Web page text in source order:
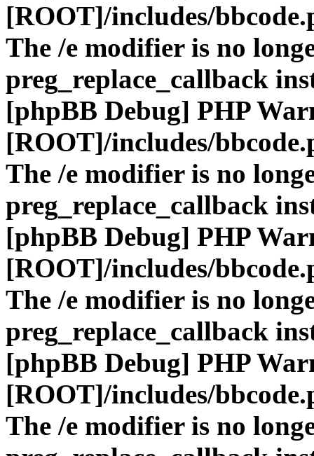
[ROOT]/includes/
The /e modifier is no
preg_replace_callback
[phpBB Debug] PHP
[ROOT]/includes/
The /e modifier is no
preg_replace_callback
[phpBB Debug] PHP
[ROOT]/includes/
The /e modifier is no
preg_replace_callback
[phpBB Debug] PHP
[ROOT]/includes/
The /e modifier is no